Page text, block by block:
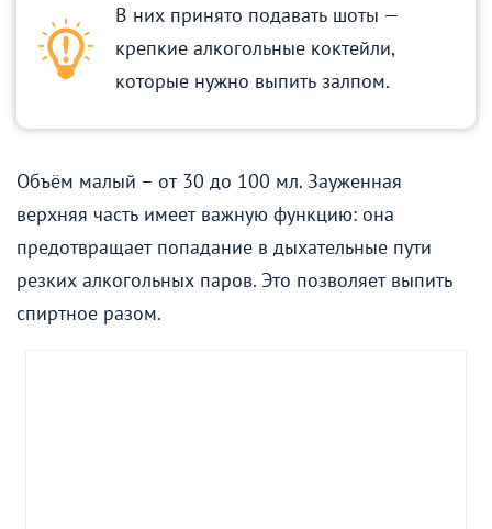
В них принято подавать шоты —
крепкие алкогольные коктейли,
которые нужно выпить залпом.
Объём малый – от 30 до 100 мл. Зауженная
верхняя часть имеет важную функцию: она
предотвращает попадание в дыхательные пути
резких алкогольных паров. Это позволяет выпить
спиртное разом.